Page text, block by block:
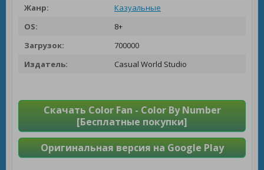
Жанр:
Казуальные
OS:
8+
Загрузок:
700000
Издатель:
Casual World Studio
Скачать Color Fan - Color By Number
[Бесплатные покупки]
Оригинальная версия на Google Play